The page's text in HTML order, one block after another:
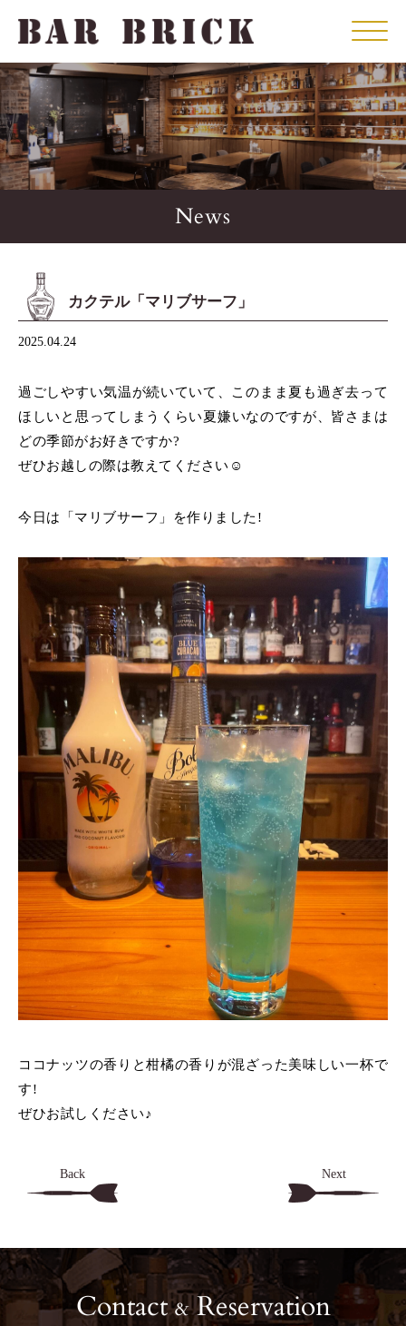
Click
News
カクテル「マリブサーフ」
2025.04.24
過ごしやすい気温が続いていて、このまま夏も過ぎ去って
ほしいと思ってしまうくらい夏嫌いなのですが、皆さまは
どの季節がお好きですか?
ぜひお越しの際は教えてください☺️
今日は「マリブサーフ」を作りました!
ココナッツの香りと柑橘の香りが混ざった美味しい一杯で
す!
ぜひお試しください♪
Back Next
Contact&Reservation